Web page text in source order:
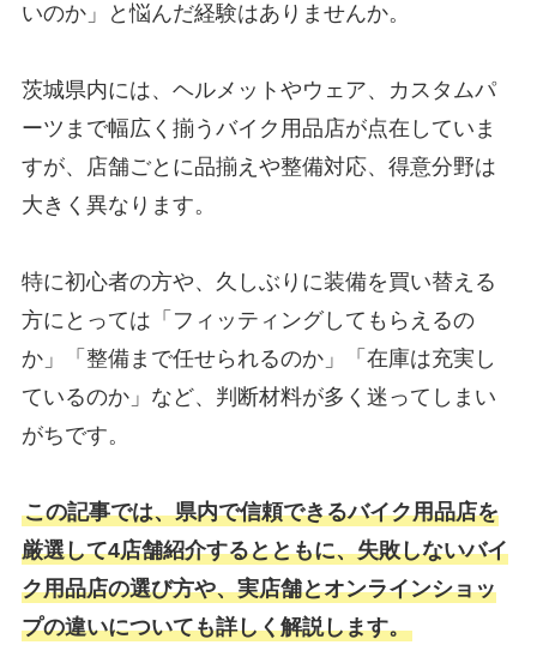
いのか」と悩んだ経験はありませんか。
茨城県内には、ヘルメットやウェア、カスタムパ
ーツまで幅広く揃うバイク用品店が点在していま
すが、店舗ごとに品揃えや整備対応、得意分野は
大きく異なります。
特に初心者の方や、久しぶりに装備を買い替える
方にとっては「フィッティングしてもらえるの
か」「整備まで任せられるのか」「在庫は充実し
ているのか」など、判断材料が多く迷ってしまい
がちです。
この記事では、県内で信頼できるバイク用品店を
厳選して4店舗紹介するとともに、失敗しないバイ
ク用品店の選び方や、実店舗とオンラインショッ
プの違いについても詳しく解説します。